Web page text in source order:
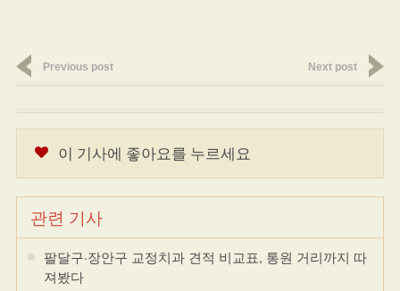
Previous post Next post
이 기사에 좋아요를 누르세요
관련 기사
팔달구·장안구 교정치과 견적 비교표, 통원 거리까지 따
져봤다